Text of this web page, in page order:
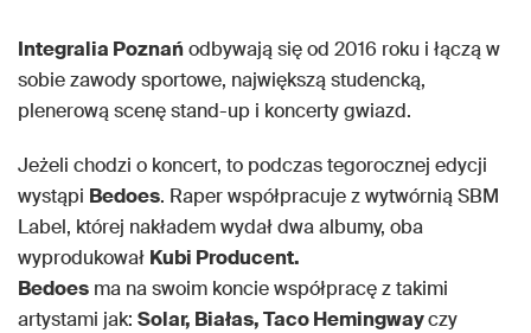
Integralia Poznańodbywają się od 2016 roku i łączą w
sobie zawody sportowe, największą studencką,
plenerową scenę stand-up i koncerty gwiazd.
Jeżeli chodzi o koncert, to podczas tegorocznej edycji
wystąpi Bedoes. Raper współpracuje z wytwórnią SBM
Label, której nakładem wydał dwa albumy, oba
wyprodukował Kubi Producent.
Bedoes ma na swoim koncie współpracę z takimi
artystami jak: Solar, Białas, Taco Hemingwayczy